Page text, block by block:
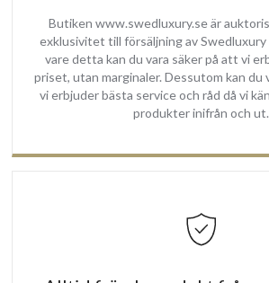
Butiken www.swedluxury.se är
exklusivitet till försäljning av Swedluxury
vare detta kan du vara säker på att vi
priset, utan marginaler. Dessutom kan du
vi erbjuder bästa service och råd då vi
produkter inifrån och ut.